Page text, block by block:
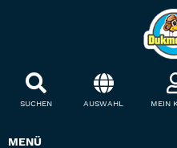
SUCHEN AUSWAHL MEIN
MENÜ